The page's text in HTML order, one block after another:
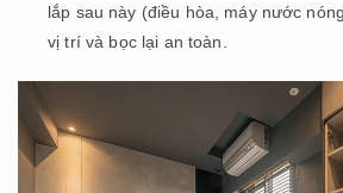
lắp sau này (điều hòa, máy nước
vị trí và bọc lại an toàn.